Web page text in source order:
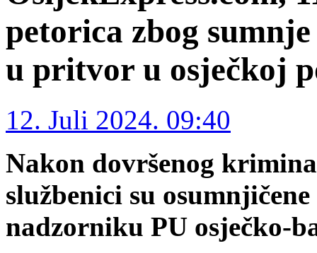
petorica zbog
u pritvor u osječkoj
12. Juli 2024. 09:40
Nakon dovršenog
službenici su
nadzorniku PU osječko-